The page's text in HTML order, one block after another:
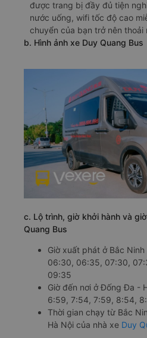
được trang bị đầy đủ tiện
nước uống, wifi tốc độ cao
chuyển của bạn trở nên thoải
b. Hình ảnh xe Duy Quang Bus
c. Lộ trình, giờ khởi hành và
Quang Bus
Giờ xuất phát ở Bắc
06:30, 06:35, 07:30,
09:35
Giờ đến nơi ở Đống Đa -
6:59, 7:54, 7:59, 8:54,
Thời gian chạy từ Bắc
Hà Nội của nhà xe Duy